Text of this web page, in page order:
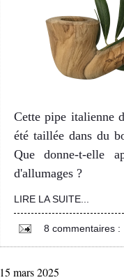
Cette pipe italienne
été taillée dans du
Que donne-t-elle
d'allumages ?
LIRE LA SUITE...
8 commentaires :
15 mars 2025